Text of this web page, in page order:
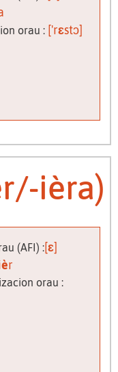
orau : ['rɛstɔ]
ièra)
(AFI) :[ɛ]
èr
orau :